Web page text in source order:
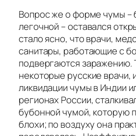
Вопрос же о форме чумы –
легочной – оставался
стало ясно, что врачи,
санитары, работающие с
подвергаются заражению.
некоторые русские
ликвидации чумы в Индии
регионах России,
бубонной чумой, которую
блохи; по воздуху она